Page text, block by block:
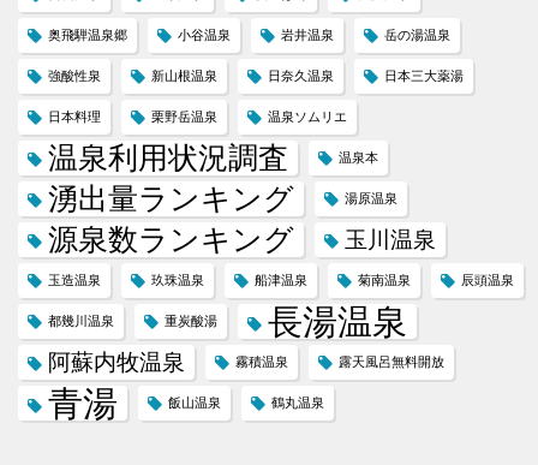
奥飛騨温泉郷 小谷温泉 岩井温泉 岳の湯温泉
強酸性泉 新山根温泉 日奈久温泉 日本三大薬湯
日本料理 栗野岳温泉 温泉ソムリエ
温泉利用状況調査 温泉本
湧出量ランキング 湯原温泉
源泉数ランキング 玉川温泉
玉造温泉 玖珠温泉 船津温泉 菊南温泉 辰頭温泉
都幾川温泉 重炭酸湯 長湯温泉
阿蘇内牧温泉 霧積温泉 露天風呂無料開放
青湯 飯山温泉 鶴丸温泉